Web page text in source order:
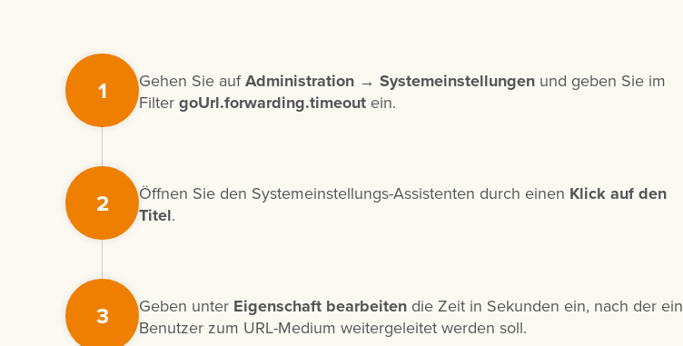
1 Gehen Sie aufAdministration → Systemeinstellungen und geben Sie im
Filter goUrl.forwarding.timeout ein.
2 Öffnen Sie den Systemeinstellungs-Assistenten durch einen Klick auf den
Titel.
3 Geben unter Eigenschaft bearbeiten die Zeit in Sekunden ein, nach der ein
Benutzer zum URL-Medium weitergeleitet werden soll.